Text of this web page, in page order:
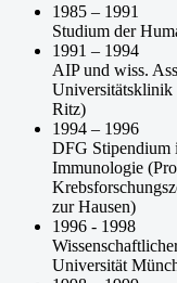
1985 – 1991
Studium der
1991 – 1994
AIP und wiss.
Universitätsklinik
Ritz)
1994 – 1996
DFG Stipendium
Immunologie
zur Hausen)
1996 - 1998
Universität